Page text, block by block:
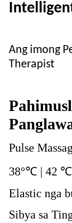
Ang imong
Therapist
Pulse
38°℃ | 42 ℃
Elastic nga
Sibya sa